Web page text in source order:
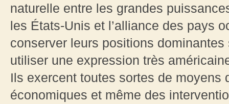
naturelle entre les grandes
les États-Unis et l’alliance des pays
conserver leurs positions
utiliser une expression très
Ils exercent toutes sortes de moyens
économiques et même des